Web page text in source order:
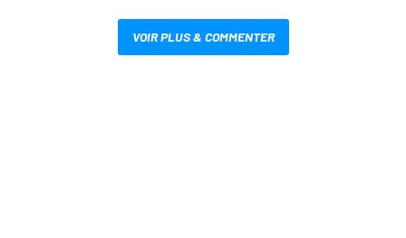
VOIR PLUS & COMMENTER